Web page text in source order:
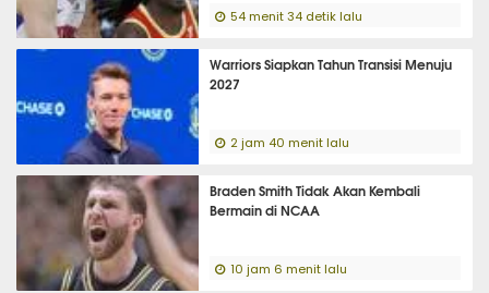
54 menit 34 detik lalu
Warriors Siapkan Tahun Transisi Menuju
2027
2 jam 40 menit lalu
Braden Smith Tidak Akan Kembali
Bermain di NCAA
10 jam 6 menit lalu